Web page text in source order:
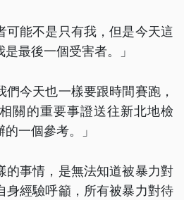
可能不是只有我，但是今天這
最後一個受害者。」
今天也一樣要跟時間賽跑，
關的重要事證送往新北地檢
一個參考。」
的事情，是無法知道被暴力對
身經驗呼籲，所有被暴力對待